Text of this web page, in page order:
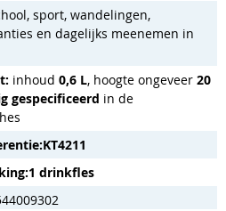
sport, wandelingen,
en dagelijks meenemen in
inhoud 0,6 L, hoogte ongeveer 20
gespecificeerd in de
KT4211
1 drinkfles